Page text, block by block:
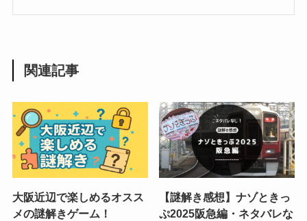
関連記事
大阪近辺で楽しめるオスス
メの謎解きゲーム！
【謎解き感想】ナゾときっ
ぷ2025阪急編・ネタバレな